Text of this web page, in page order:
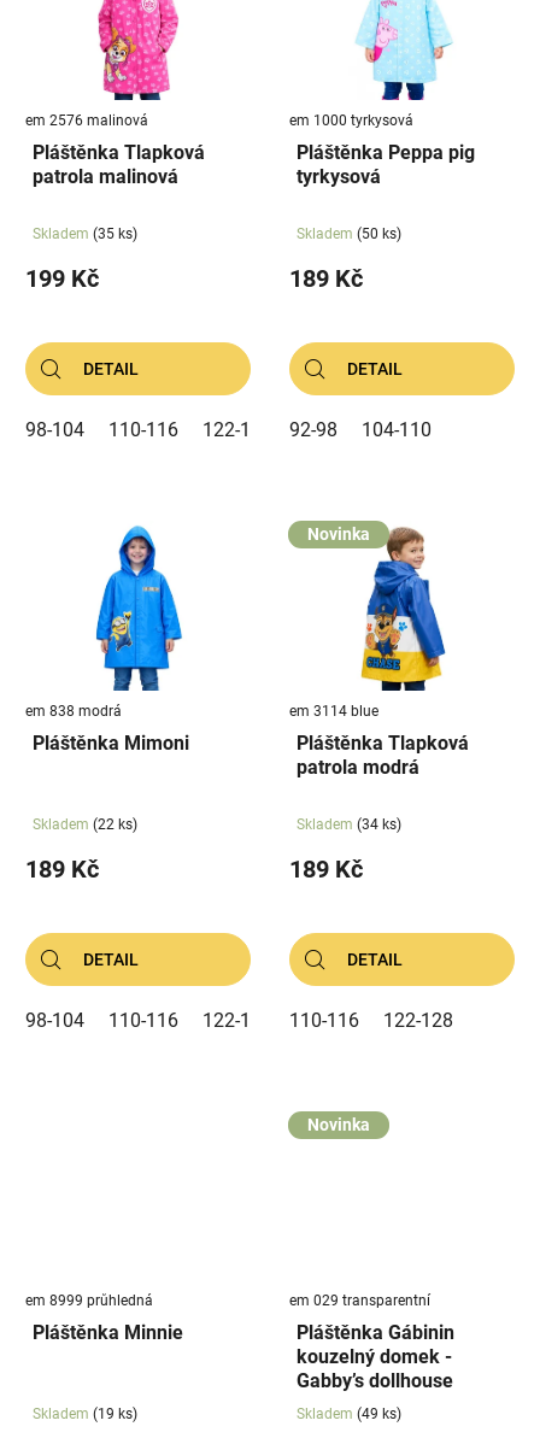
em 2576 malinová
Pláštěnka Tlapková
patrola malinová
Skladem (35 ks)
199 Kč
DETAIL
98-104 110-116 122-128
em 1000 tyrkysová
Pláštěnka Peppa pig
tyrkysová
Skladem (50 ks)
189 Kč
DETAIL
92-98 104-110
em 838 modrá
Pláštěnka Mimoni
Skladem (22 ks)
189 Kč
DETAIL
98-104 110-116 122-128
Novinka
em 3114 blue
Pláštěnka Tlapková
patrola modrá
Skladem (34 ks)
189 Kč
DETAIL
110-116 122-128
em 8999 průhledná
Pláštěnka Minnie
Skladem (19 ks)
Novinka
em 029 transparentní
Pláštěnka Gábinin
kouzelný domek -
Gabby’s dollhouse
Skladem (49 ks)